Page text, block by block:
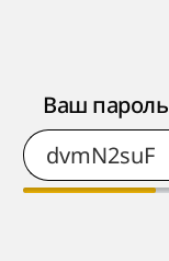
Ваш пароль